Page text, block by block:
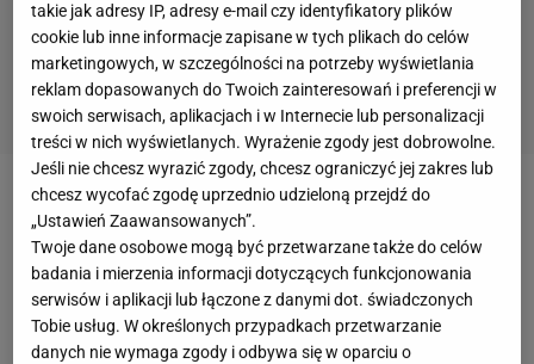
- Chciałem dzisiaj zrobić swoje. Czułem piętno tych
ostatnich dni i chciałem dobrze zakończyć ten
turniej,skokamina solidnym poziomie. Jestem
bardzo zadowolony i dumny z utrzymania wysokiego
poziomu od początku do ostatniegoskoku
takie jak adresy IP, adresy e-mail czy identyfikatory plików
cookie lub inne informacje zapisane w tych plikach do celów
marketingowych, w szczególności na potrzeby wyświetlania
reklam dopasowanych do Twoich zainteresowań i preferencji w
swoich serwisach, aplikacjach i w Internecie lub personalizacji
treści w nich wyświetlanych. Wyrażenie zgody jest dobrowolne.
Jeśli nie chcesz wyrazić zgody, chcesz ograniczyć jej zakres lub
chcesz wycofać zgodę uprzednio udzieloną przejdź do
„Ustawień Zaawansowanych”.
Twoje dane osobowe mogą być przetwarzane także do celów
badania i mierzenia informacji dotyczących funkcjonowania
serwisów i aplikacji lub łączone z danymi dot. świadczonych
Tobie usług. W określonych przypadkach przetwarzanie
danych nie wymaga zgody i odbywa się w oparciu o